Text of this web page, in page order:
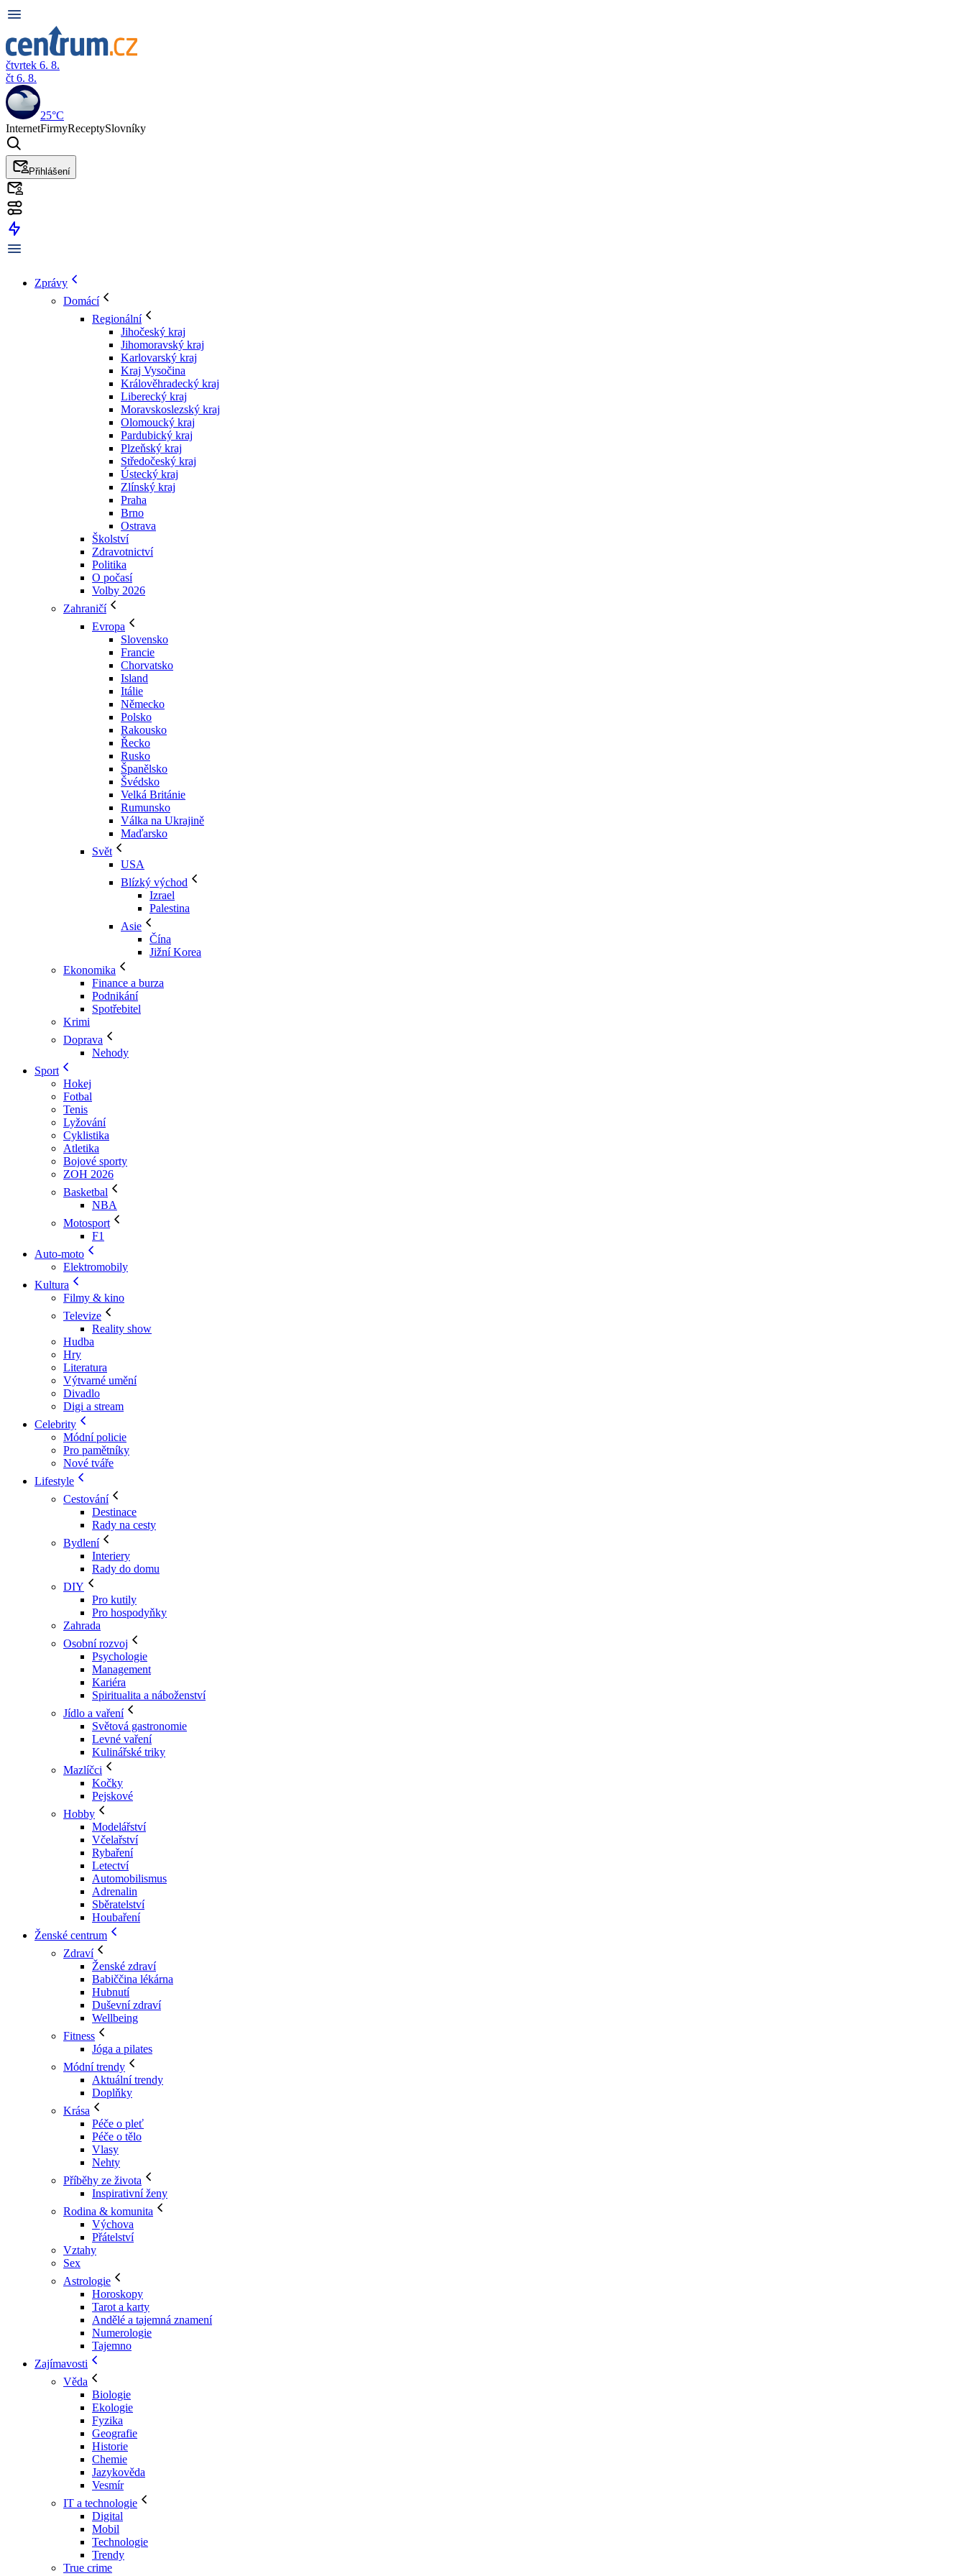
čtvrtek 6. 8.
čt 6. 8.
25°C
InternetFirmyReceptySlovníky
Přihlášení
Zprávy
Domácí
Regionální
Jihočeský kraj
Jihomoravský kraj
Karlovarský kraj
Kraj Vysočina
Králověhradecký kraj
Liberecký kraj
Moravskoslezský kraj
Olomoucký kraj
Pardubický kraj
Plzeňský kraj
Středočeský kraj
Ústecký kraj
Zlínský kraj
Praha
Brno
Ostrava
Školství
Zdravotnictví
Politika
O počasí
Volby 2026
Zahraničí
Evropa
Slovensko
Francie
Chorvatsko
Island
Itálie
Německo
Polsko
Rakousko
Řecko
Rusko
Španělsko
Švédsko
Velká Británie
Rumunsko
Válka na Ukrajině
Maďarsko
Svět
USA
Blízký východ
Izrael
Palestina
Asie
Čína
Jižní Korea
Ekonomika
Finance a burza
Podnikání
Spotřebitel
Krimi
Doprava
Nehody
Sport
Hokej
Fotbal
Tenis
Lyžování
Cyklistika
Atletika
Bojové sporty
ZOH 2026
Basketbal
NBA
Motosport
F1
Auto-moto
Elektromobily
Kultura
Filmy & kino
Televize
Reality show
Hudba
Hry
Literatura
Výtvarné umění
Divadlo
Digi a stream
Celebrity
Módní policie
Pro pamětníky
Nové tváře
Lifestyle
Cestování
Destinace
Rady na cesty
Bydlení
Interiery
Rady do domu
DIY
Pro kutily
Pro hospodyňky
Zahrada
Osobní rozvoj
Psychologie
Management
Kariéra
Spiritualita a náboženství
Jídlo a vaření
Světová gastronomie
Levné vaření
Kulinářské triky
Mazlíčci
Kočky
Pejskové
Hobby
Modelářství
Včelařství
Rybaření
Letectví
Automobilismus
Adrenalin
Sběratelství
Houbaření
Ženské centrum
Zdraví
Ženské zdraví
Babiččina lékárna
Hubnutí
Duševní zdraví
Wellbeing
Fitness
Jóga a pilates
Módní trendy
Aktuální trendy
Doplňky
Krása
Péče o pleť
Péče o tělo
Vlasy
Nehty
Příběhy ze života
Inspirativní ženy
Rodina & komunita
Výchova
Přátelství
Vztahy
Sex
Astrologie
Horoskopy
Tarot a karty
Andělé a tajemná znamení
Numerologie
Tajemno
Zajímavosti
Věda
Biologie
Ekologie
Fyzika
Geografie
Historie
Chemie
Jazykověda
Vesmír
IT a technologie
Digital
Mobil
Technologie
Trendy
True crime